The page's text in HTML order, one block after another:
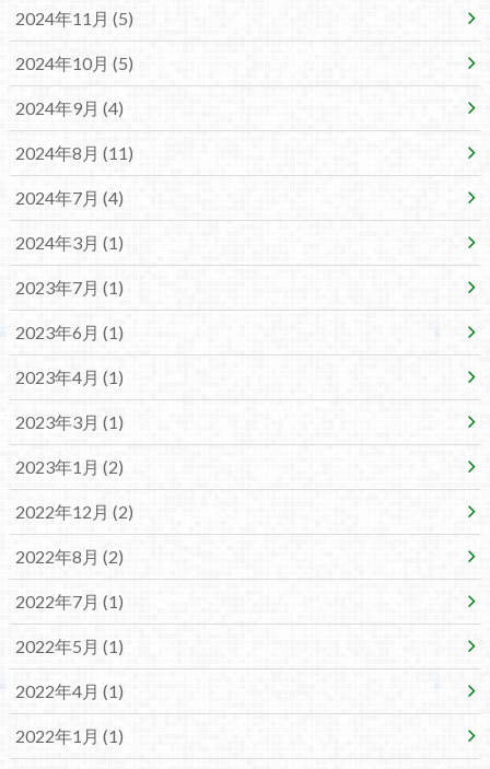
2024年11月 (5)
2024年10月 (5)
2024年9月 (4)
2024年8月 (11)
2024年7月 (4)
2024年3月 (1)
2023年7月 (1)
2023年6月 (1)
2023年4月 (1)
2023年3月 (1)
2023年1月 (2)
2022年12月 (2)
2022年8月 (2)
2022年7月 (1)
2022年5月 (1)
2022年4月 (1)
2022年1月 (1)